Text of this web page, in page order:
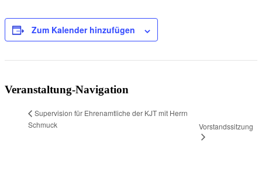
Zum Kalender hinzufügen
Veranstaltung-Navigation
Supervision für Ehrenamtliche der KJT mit Herrn
Schmuck
Vorstandssitzung